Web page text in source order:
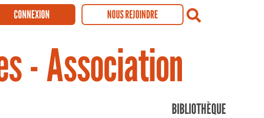
CONNEXION NOUS REJOINDRE
- Association
BIBLIOTHÈQUE